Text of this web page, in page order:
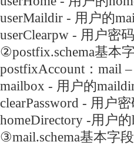
userMaildir - 用户的
userClearpw - 用户密
②postfix.schema基本字
postfixAccount：mail
mailbox - 用户的
clearPassword - 用户
homeDirectory -用户
③mail.schema基本字段